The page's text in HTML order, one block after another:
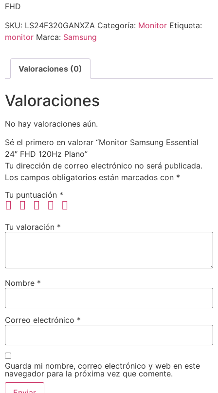
FHD
SKU: LS24F320GANXZA Categoría: Monitor Etiqueta:
monitor Marca: Samsung
Valoraciones (0)
Valoraciones
No hay valoraciones aún.
Sé el primero en valorar “Monitor Samsung Essential
24″ FHD 120Hz Plano”
Tu dirección de correo electrónico no será publicada.
Los campos obligatorios están marcados con *
Tu puntuación *
Tu valoración *
Nombre *
Correo electrónico *
Guarda mi nombre, correo electrónico y web en este
navegador para la próxima vez que comente.